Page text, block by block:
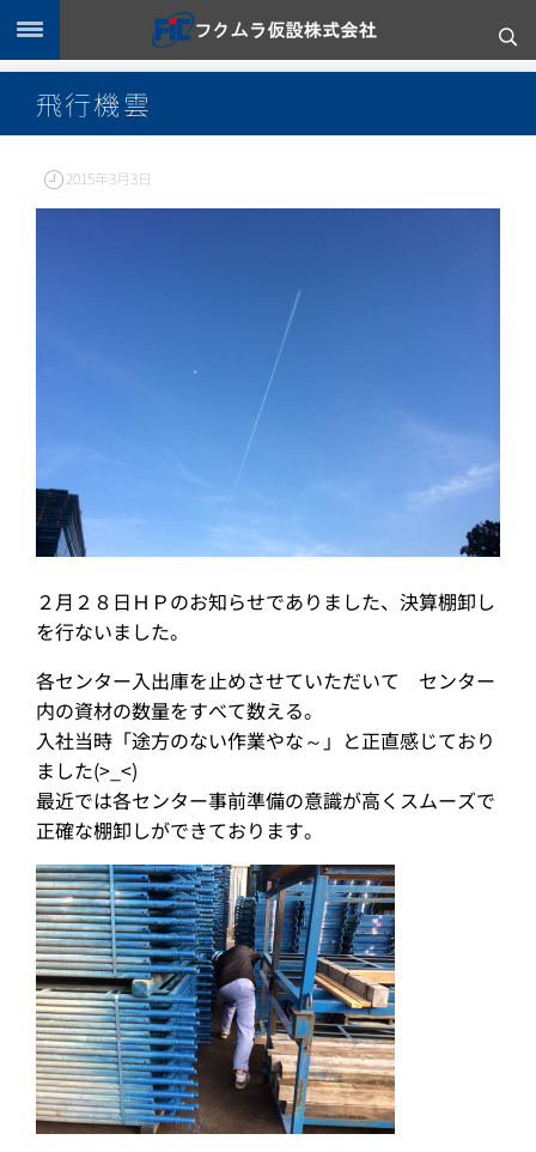
飛行機雲
2015年3月3日
２月２８日ＨＰのお知らせでありました、決算棚卸し
を行ないました。
各センター入出庫を止めさせていただいて センター
内の資材の数量をすべて数える。
入社当時「途方のない作業やな～」と正直感じており
ました(>_<)
最近では各センター事前準備の意識が高くスムーズで
正確な棚卸しができております。